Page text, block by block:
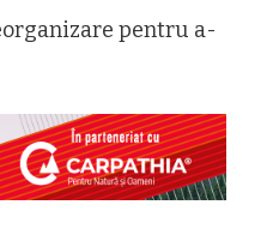
pentru a-